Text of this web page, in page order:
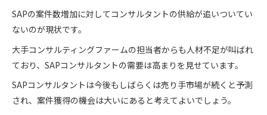
SAPの案件数増加に対してコンサルタントの供給が追いついてい
ないのが現状です。
大手コンサルティングファームの担当者からも人材不足が叫ばれ
ており、SAPコンサルタントの需要は高まりを見せています。
SAPコンサルタントは今後もしばらくは売り手市場が続くと予測
され、案件獲得の機会は大いにあると考えてよいでしょう。